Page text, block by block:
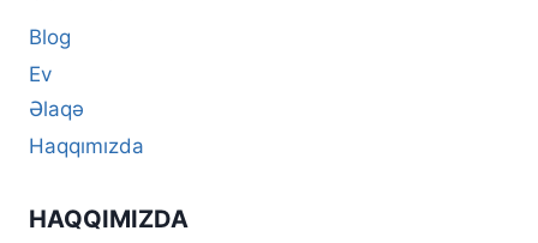
Blog
Ev
Əlaqə
Haqqımızda
HAQQIMIZDA